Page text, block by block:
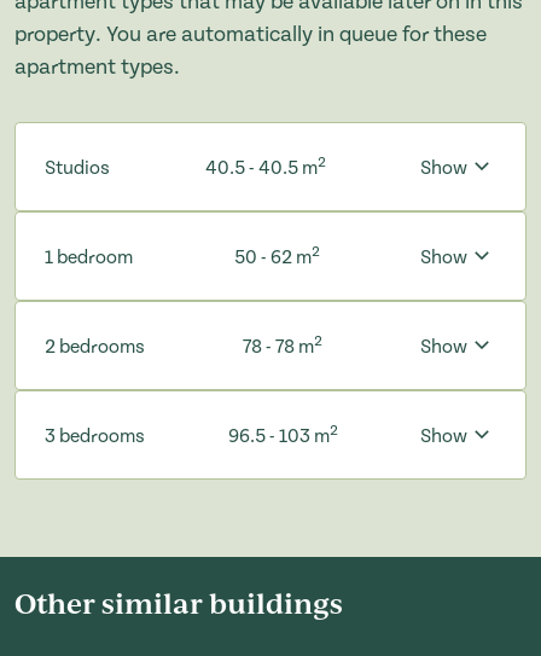
property. You are automatically in queue for these
apartment types.
Studios 40.5 - 40.5 m2 Show
1 bedroom 50 - 62 m2 Show
2 bedrooms 78 - 78 m2 Show
3 bedrooms 96.5 - 103 m2 Show
Other similar buildings